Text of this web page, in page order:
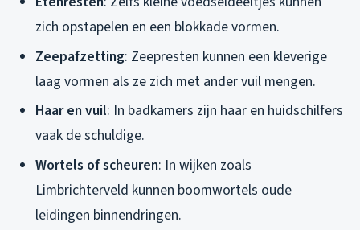
zich opstapelen en een blokkade vormen.
Zeepafzetting: Zeepresten kunnen een kleverige
laag vormen als ze zich met ander vuil mengen.
Haar en vuil: In badkamers zijn haar en huidschilfers
vaak de schuldige.
Wortels of scheuren: In wijken zoals
Limbrichterveld kunnen boomwortels oude
leidingen binnendringen.